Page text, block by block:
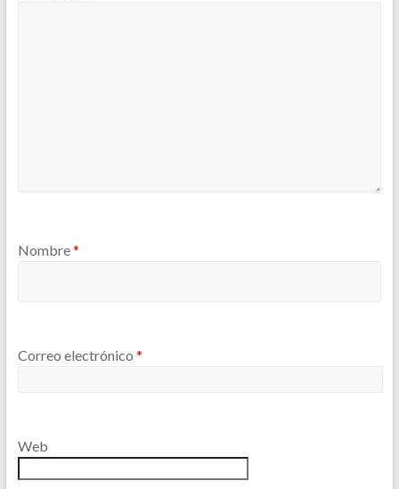
Nombre*
Correo electrónico *
Web